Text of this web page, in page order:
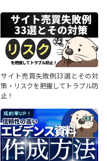
サイト売買失敗例33選とその対
策・リスクを把握してトラブル防
止！